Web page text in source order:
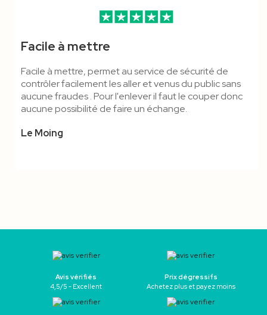
Facile à mettre
Facile à mettre, permet au service de sécurité de
contrôler facilement les aller et venus du public sans
aucune fraudes . Pour l'enlever il faut le couper donc
aucune possibilité de faire un échange.
Le Moing
Avis vérifiés
4,5/5 - Excellent
Prix dégressifs
Achetez plus et payez moins